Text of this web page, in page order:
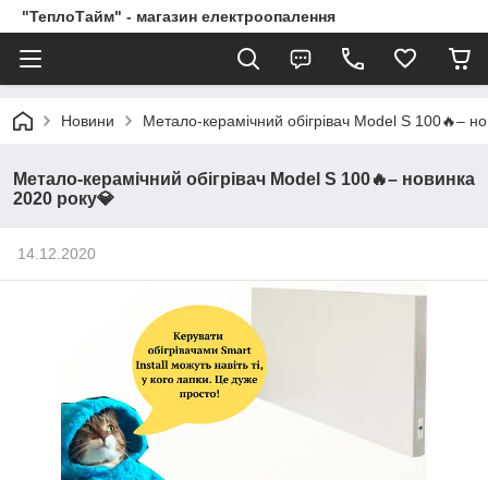
"ТеплоТайм" - магазин електроопалення
Новини Метало-керамічний обігрівач Model S 100🔥–
Метало-керамічний обігрівач Model S 100🔥– новинка
2020 року💎
14.12.2020